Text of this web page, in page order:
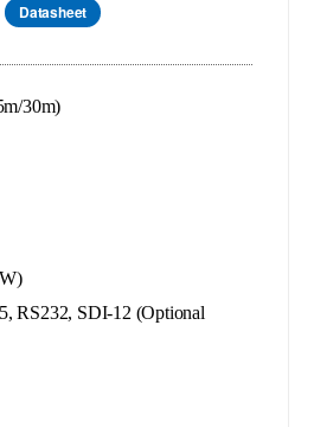
Datasheet
30m)
RS232, SDI-12 (Optional